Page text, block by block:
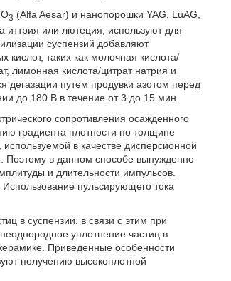
O3 (Alfa Aesar) и нанопорошки YAG, LuAG,
иттрия или лютеция, используют для
суспензий добавляют
таких как молочная кислота/
лимонная кислота/цитрат натрия и
дегазации путем продувки азотом перед
до 180 В в течение от 3 до 15 мин.
сопротивления осажденного
градиента плотности по толщине
используемой в качестве дисперсионной
Поэтому в данном способе вынужденно
и длительности импульсов.
пульсирующего тока
в суспензии, в связи с этим при
уплотнение частиц в
Приведенные особенности
получению высокоплотной